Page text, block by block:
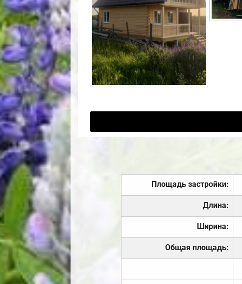
Площадь застройки:
Длина:
Ширина:
Общая площадь: